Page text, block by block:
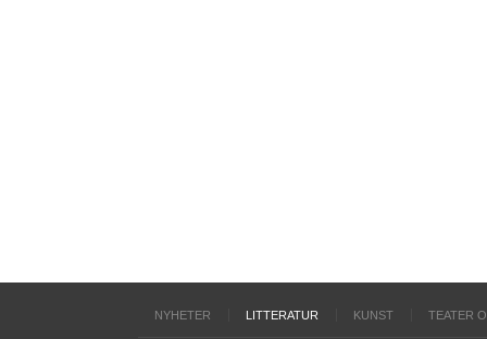
NYHETER LITTERATUR KUNST TEATER